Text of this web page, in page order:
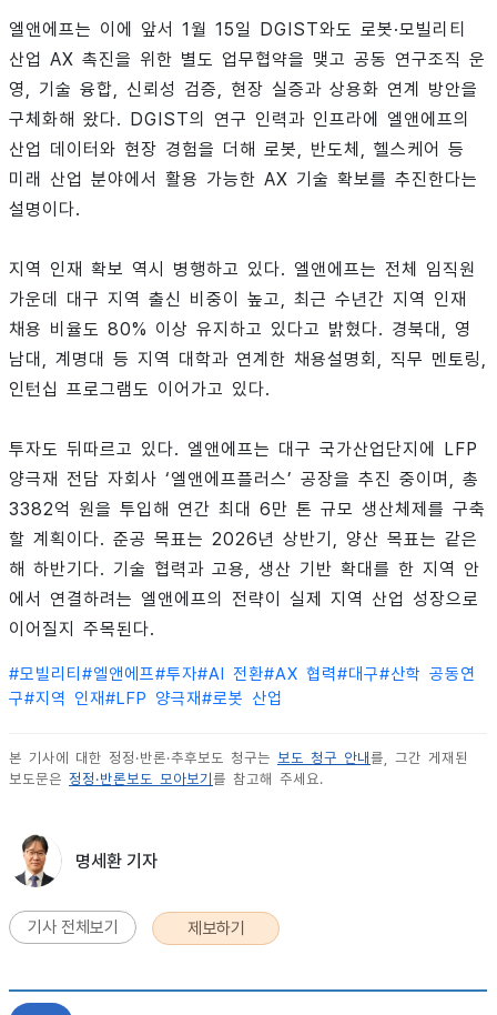
엘앤에프는 이에 앞서 1월 15일 DGIST와도 로봇·모빌리티
산업 AX 촉진을 위한 별도 업무협약을 맺고 공동 연구조직 운
영, 기술 융합, 신뢰성 검증, 현장 실증과 상용화 연계 방안을
구체화해 왔다. DGIST의 연구 인력과 인프라에 엘앤에프의
산업 데이터와 현장 경험을 더해 로봇, 반도체, 헬스케어 등
미래 산업 분야에서 활용 가능한 AX 기술 확보를 추진한다는
설명이다.
지역 인재 확보 역시 병행하고 있다. 엘앤에프는 전체 임직원
가운데 대구 지역 출신 비중이 높고, 최근 수년간 지역 인재
채용 비율도 80% 이상 유지하고 있다고 밝혔다. 경북대, 영
남대, 계명대 등 지역 대학과 연계한 채용설명회, 직무 멘토링,
인턴십 프로그램도 이어가고 있다.
투자도 뒤따르고 있다. 엘앤에프는 대구 국가산업단지에 LFP
양극재 전담 자회사 ‘엘앤에프플러스’ 공장을 추진 중이며, 총
3382억 원을 투입해 연간 최대 6만 톤 규모 생산체제를 구축
할 계획이다. 준공 목표는 2026년 상반기, 양산 목표는 같은
해 하반기다. 기술 협력과 고용, 생산 기반 확대를 한 지역 안
에서 연결하려는 엘앤에프의 전략이 실제 지역 산업 성장으로
이어질지 주목된다.
#모빌리티 #엘앤에프#투자#AI 전환#AX 협력#대구#산학 공동연
구#지역 인재#LFP 양극재#로봇 산업
본 기사에 대한 정정·반론·추후보도 청구는 보도 청구 안내 를, 그간 게재된
보도문은 정정·반론보도 모아보기 를 참고해 주세요.
명세환 기자
기사 전체보기 제보하기